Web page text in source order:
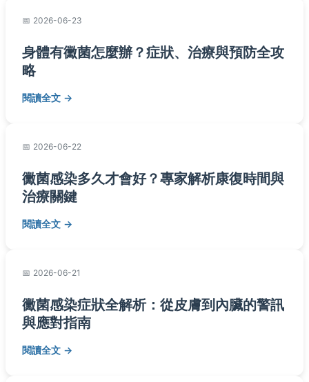
2026-06-23
身體有黴菌怎麼辦？症狀、治療與預防全攻
略
閱讀全文
2026-06-22
黴菌感染多久才會好？專家解析康復時間與
治療關鍵
閱讀全文
2026-06-21
黴菌感染症狀全解析：從皮膚到內臟的警訊
與應對指南
閱讀全文